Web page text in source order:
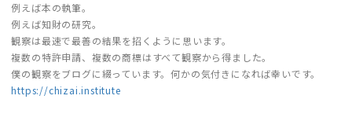
例えば本の執筆。
例えば知財の研究。
観察は最速で最善の結果を招くように思います。
複数の特許申請、複数の商標はすべて観察から得ました。
僕の観察をブログに綴っています。何かの気付きになれば幸いです。
https://chizai.institute